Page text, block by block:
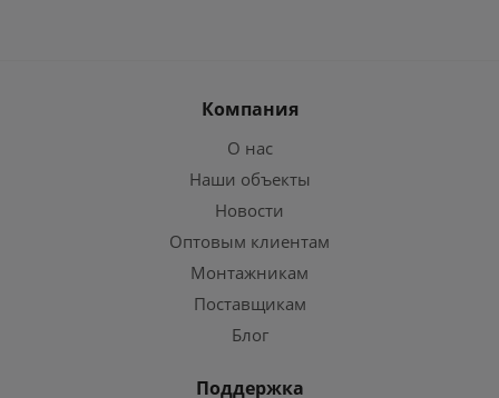
Компания
О нас
Наши объекты
Новости
Оптовым клиентам
Монтажникам
Поставщикам
Блог
Поддержка